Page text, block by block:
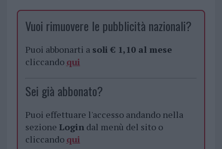
Vuoi rimuovere le pubblicità nazionali?
Puoi abbonarti a soli € 1,10 al mese
cliccando qui
Sei già abbonato?
Puoi effettuare l'accesso andando nella
sezione Login dal menù del sito o
cliccando qui